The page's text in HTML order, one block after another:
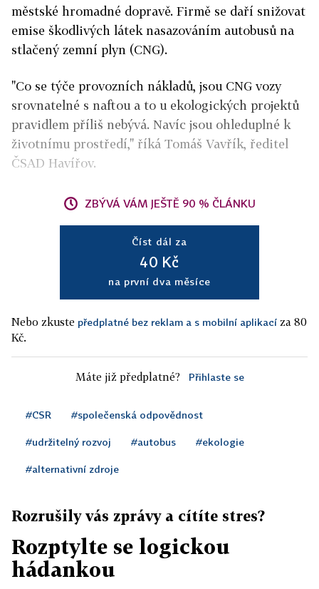
městské hromadné dopravě. Firmě se daří snižovat
emise škodlivých látek nasazováním autobusů na
stlačený zemní plyn (CNG).
"Co se týče provozních nákladů, jsou CNG vozy
srovnatelné s naftou a to u ekologických projektů
pravidlem příliš nebývá. Navíc jsou ohleduplné k
životnímu prostředí," říká Tomáš Vavřík, ředitel
ČSAD Havířov.
ZBÝVÁ VÁM JEŠTĚ 90 % ČLÁNKU
Číst dál za
40 Kč
na první dva měsíce
Nebo zkuste předplatné bez reklam a s mobilní aplikací za 80
Kč.
Máte již předplatné? Přihlaste se
#CSR #společenská odpovědnost
#udržitelný rozvoj #autobus #ekologie
#alternativní zdroje
Rozrušily vás zprávy a cítíte stres?
Rozptylte se logickou
hádankou